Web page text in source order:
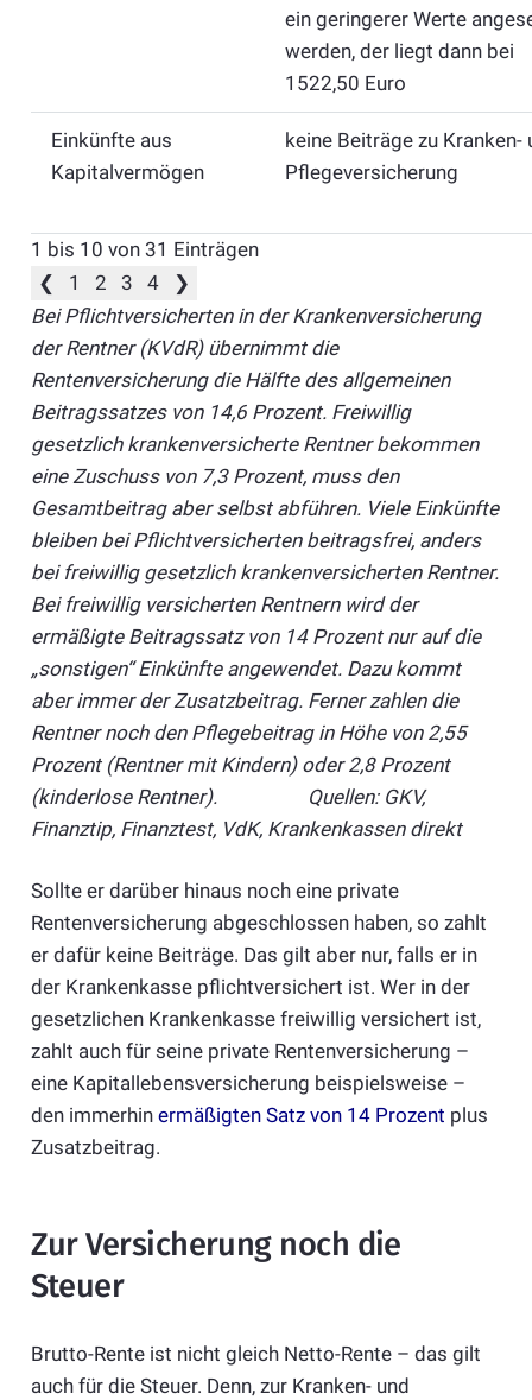
ein geringerer Werte
werden, der liegt dann bei
1522,50 Euro
Einkünfte aus
Kapitalvermögen
keine Beiträge zu Kranken-
Pflegeversicherung
1 bis 10 von 31 Einträgen
❮
1 2 3 4
❯
Bei Pflichtversicherten in der Krankenversicherung
der Rentner (KVdR) übernimmt die
Rentenversicherung die Hälfte des allgemeinen
Beitragssatzes von 14,6 Prozent. Freiwillig
gesetzlich krankenversicherte Rentner bekommen
eine Zuschuss von 7,3 Prozent, muss den
Gesamtbeitrag aber selbst abführen. Viele Einkünfte
bleiben bei Pflichtversicherten beitragsfrei, anders
bei freiwillig gesetzlich krankenversicherten Rentner.
Bei freiwillig versicherten Rentnern wird der
ermäßigte Beitragssatz von 14 Prozent nur auf die
„sonstigen“ Einkünfte angewendet. Dazu kommt
aber immer der Zusatzbeitrag. Ferner zahlen die
Rentner noch den Pflegebeitrag in Höhe von 2,55
Prozent (Rentner mit Kindern) oder 2,8 Prozent
(kinderlose Rentner). Quellen: GKV,
Finanztip, Finanztest, VdK, Krankenkassen direkt
Sollte er darüber hinaus noch eine private
Rentenversicherung abgeschlossen haben, so zahlt
er dafür keine Beiträge. Das gilt aber nur, falls er in
der Krankenkasse pflichtversichert ist. Wer in der
gesetzlichen Krankenkasse freiwillig versichert ist,
zahlt auch für seine private Rentenversicherung –
eine Kapitallebensversicherung beispielsweise –
den immerhin ermäßigten Satz von 14 Prozent plus
Zusatzbeitrag.
Zur Versicherung noch die
Steuer
Brutto-Rente ist nicht gleich Netto-Rente – das gilt
auch für die Steuer. Denn, zur Kranken- und